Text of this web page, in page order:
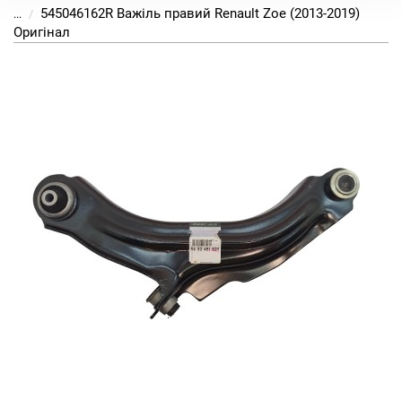
...
545046162R Важіль правий Renault Zoe (2013-2019)
Оригінал